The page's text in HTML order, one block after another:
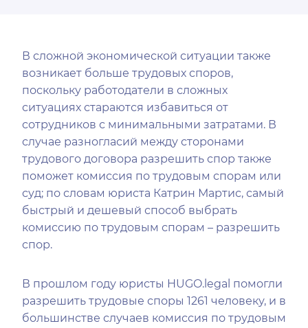
В сложной экономической ситуации также
возникает больше трудовых споров,
поскольку работодатели в сложных
ситуациях стараются избавиться от
сотрудников с минимальными затратами. В
случае разногласий между сторонами
трудового договора разрешить спор также
поможет комиссия по трудовым спорам или
суд; по словам юриста Катрин Мартис, самый
быстрый и дешевый способ выбрать
комиссию по трудовым спорам – разрешить
спор.
В прошлом году юристы HUGO.legal помогли
разрешить трудовые споры 1261 человеку, и в
большинстве случаев комиссия по трудовым